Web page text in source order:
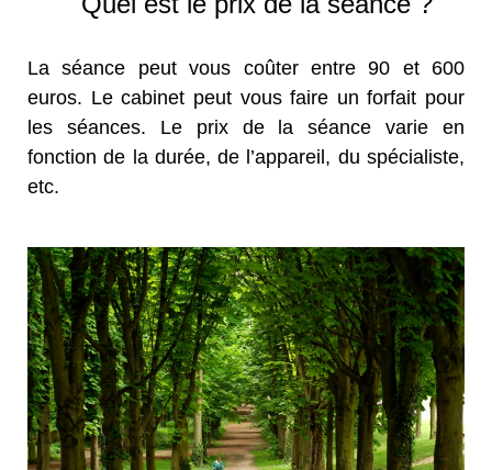
La séance peut vous coûter entre 90 et 600
euros. Le cabinet peut vous faire un forfait pour
les séances. Le prix de la séance varie en
fonction de la durée, de l’appareil, du spécialiste,
etc.